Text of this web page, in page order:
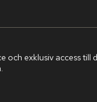
och exklusiv access till